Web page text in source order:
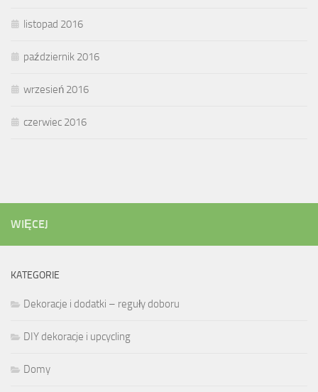
listopad 2016
październik 2016
wrzesień 2016
czerwiec 2016
WIĘCEJ
KATEGORIE
Dekoracje i dodatki – reguły doboru
DIY dekoracje i upcycling
Domy